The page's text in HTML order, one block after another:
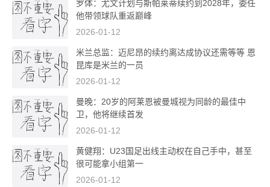
罗体：尤文计划与斯帕莱蒂续约到2028年，委任
他带领球队重返巅峰
2026-01-12
米兰总监：迈尼昂的续约离达成协议还需等等 恩
昆库是米兰的一员
2026-01-12
曼晚：20岁的阿莱恩被曼城视为同龄的最佳中
卫，他将继续首发
2026-01-12
黄健翔：U23国足出线主动权在自己手中，甚至
很可能拿小组第一
2026-01-12